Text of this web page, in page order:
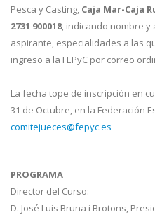
Pesca y Casting, Caja Mar-Caja
2731 900018, indicando nombre y
aspirante, especialidades a las
ingreso a la FEPyC por correo
La fecha tope de inscripción en
31 de Octubre, en la Federación
comitejueces@fepyc.es
PROGRAMA
Director del Curso:
D. José Luis Bruna i Brotons,